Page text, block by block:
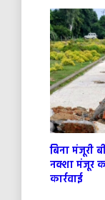
बिना मंजूरी
नक्शा मंजूर
कार्रवाई